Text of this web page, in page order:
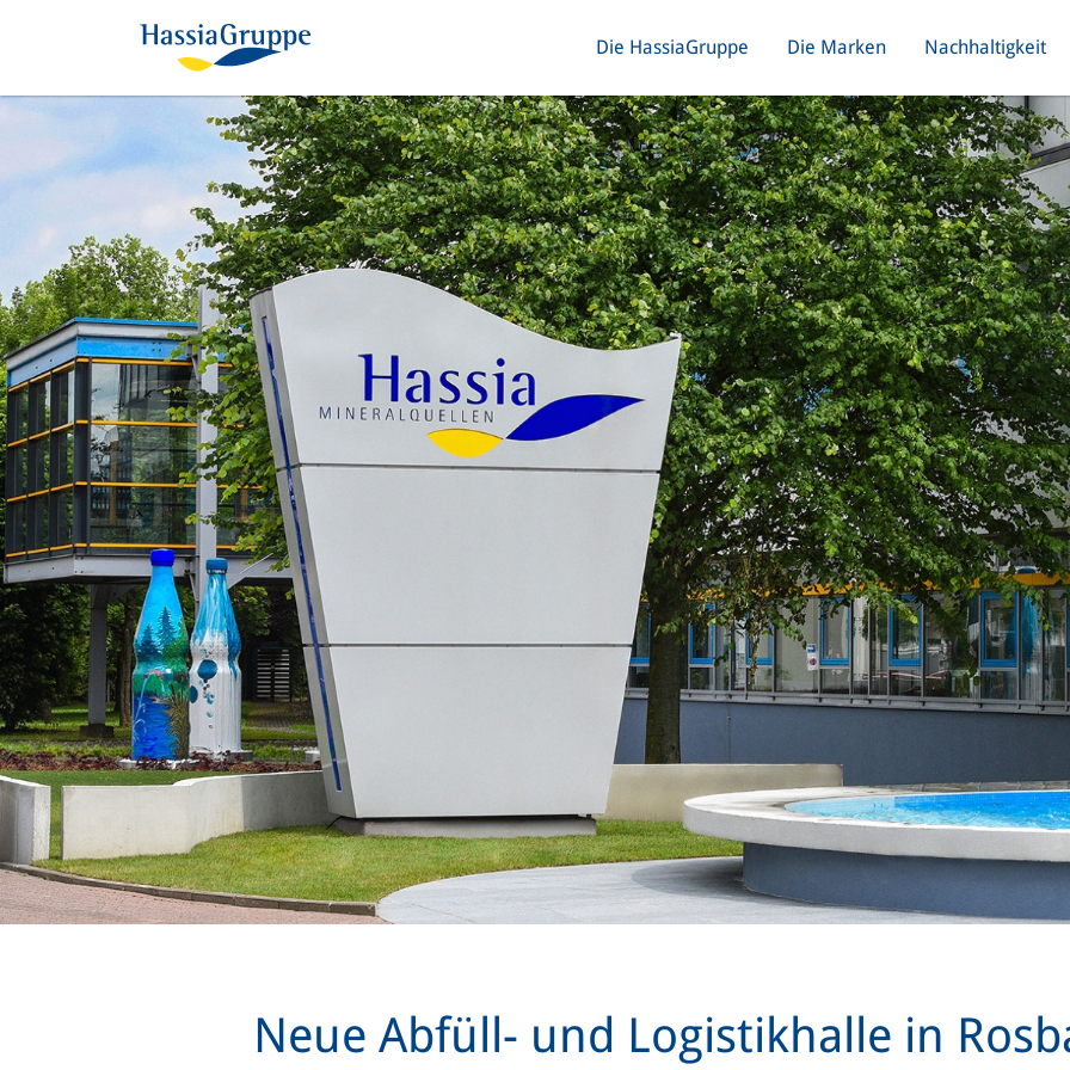
Die HassiaGruppe Die Marken Nachhaltigkeit
Neue Abfüll- und Logistikhalle in